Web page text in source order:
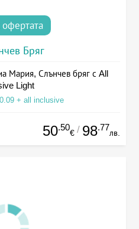
Бряг
Мария, Слънчев бряг с All
Light
+ all inclusive
50.50
€ / 98.77
лв.